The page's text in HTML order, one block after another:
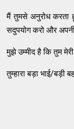
मैं तुमसे अनुरोध करता
सदुपयोग करो और अपनी
मुझे उम्मीद है कि तुम
तुम्हारा बड़ा भाई/बड़ी